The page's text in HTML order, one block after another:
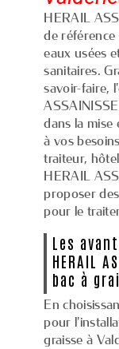
HERAIL
de référence
eaux usées
sanitaires.
savoir-faire,
dans la mise
à vos
traiteur,
HERAIL
proposer
pour le
Les
HERAIL
bac à
En
pour
graisse à